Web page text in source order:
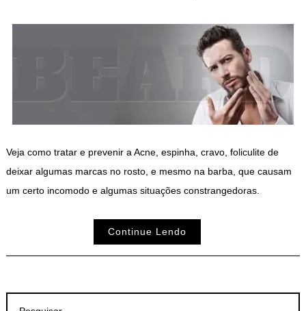
Veja como tratar e prevenir a Acne, espinha, cravo, foliculite de
deixar algumas marcas no rosto, e mesmo na barba, que causam
um certo incomodo e algumas situações constrangedoras.
Continue Lendo